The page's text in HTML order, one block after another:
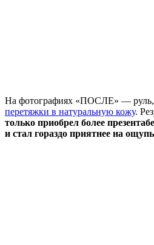
На фотографиях «ПОСЛЕ» —
перетяжки в натуральную кожу.
только приобрел более
и стал гораздо приятнее на